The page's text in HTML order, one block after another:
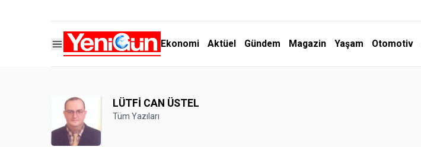
Ekonomi Aktüel Gündem Magazin Yaşam Otomotiv
LÜTFİ CAN ÜSTEL
Tüm Yazıları